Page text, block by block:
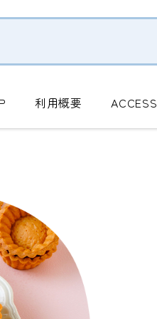
利用概要 ACCESS